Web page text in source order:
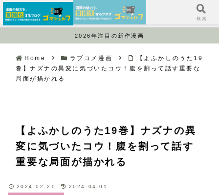
2026年注目の新作漫画
Home ラブコメ漫画
【よふかしのうた19
巻】ナズナの異変に気づいたコウ！腹を割って話す重要な
局面が描かれる
【よふかしのうた19巻】ナズナの異
変に気づいたコウ！腹を割って話す
重要な局面が描かれる
2024.02.21 2024.04.01
サイドバー 検索